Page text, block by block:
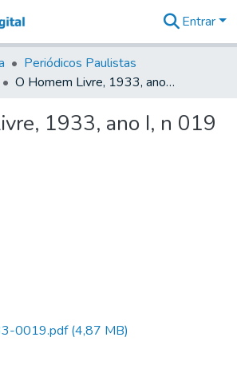
&
Coleções
Tudo na
Digital
Entrar
Periódicos Paulistas
O Homem Livre, 1933, ano I, n 019
1933, ano I, n 019
0019.pdf(4,87 MB)